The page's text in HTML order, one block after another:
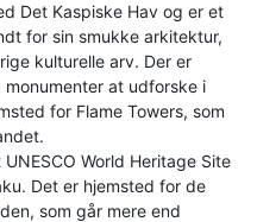
Det Kaspiske Hav og er et
for sin smukke arkitektur,
kulturelle arv. Der er
at udforske i
for Flame Towers, som
World Heritage Site
Det er hjemsted for de
som går mere end